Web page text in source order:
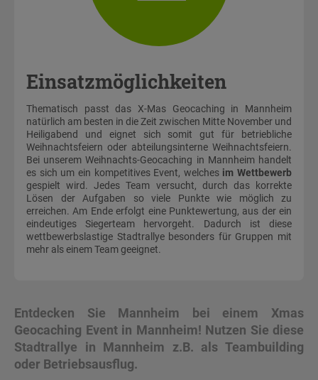
Einsatzmöglichkeiten
Thematisch passt das X-Mas Geocaching in Mannheim
natürlich am besten in die Zeit zwischen Mitte November und
Heiligabend und eignet sich somit gut für betriebliche
Weihnachtsfeiern oder abteilungsinterne Weihnachtsfeiern.
Bei unserem Weihnachts-Geocaching in Mannheim handelt
es sich um ein kompetitives Event, welches im Wettbewerb
gespielt wird. Jedes Team versucht, durch das korrekte
Lösen der Aufgaben so viele Punkte wie möglich zu
erreichen. Am Ende erfolgt eine Punktewertung, aus der ein
eindeutiges Siegerteam hervorgeht. Dadurch ist diese
wettbewerbslastige Stadtrallye besonders für Gruppen mit
mehr als einem Team geeignet.
Entdecken Sie Mannheim bei einem Xmas
Geocaching Event in Mannheim! Nutzen Sie diese
Stadtrallye in Mannheim z.B. als Teambuilding
oder Betriebsausflug.